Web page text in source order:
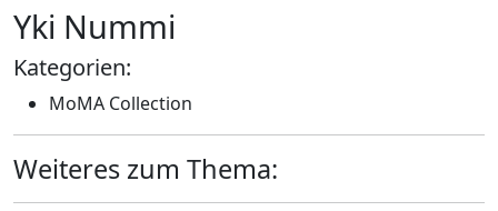
Yki Nummi
Kategorien:
MoMA Collection
Weiteres zum Thema: